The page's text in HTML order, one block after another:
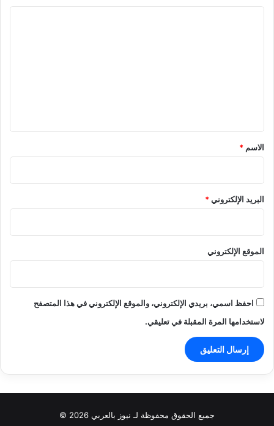
*
الاسم *
البريد الإلكتروني*
الموقع الإلكتروني
احفظ اسمي، بريدي الإلكتروني، والموقع الإلكتروني في هذا المتصفح
لاستخدامها المرة المقبلة في تعليقي.
جميع الحقوق محفوظة لـ نيوز بالعربي 2026 ©